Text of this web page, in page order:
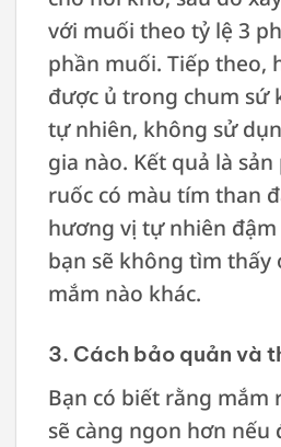
với muối theo tỷ lệ 3
phần muối. Tiếp theo,
được ủ trong chum sứ
tự nhiên, không sử
gia nào. Kết quả là
ruốc có màu tím than
hương vị tự nhiên đậm
bạn sẽ không tìm thấy
mắm nào khác.
3. Cách bảo quản và
Bạn có biết rằng mắm
sẽ càng ngon hơn nếu